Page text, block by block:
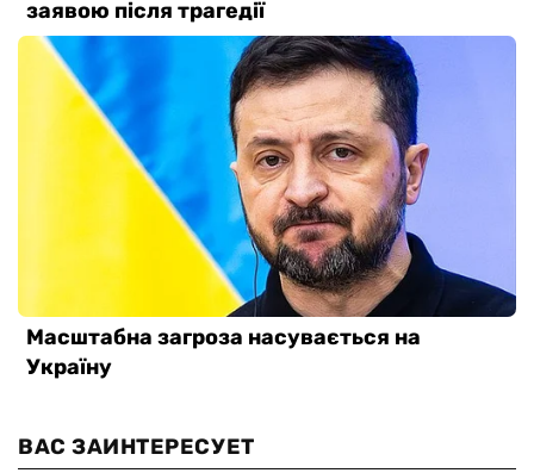
ВАС ЗАИНТЕРЕСУЕТ